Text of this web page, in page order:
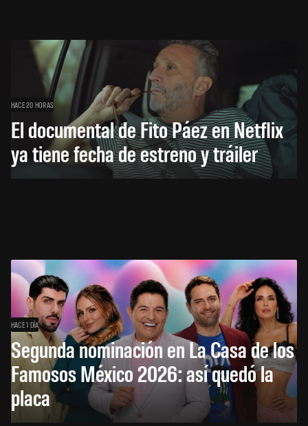
HACE 20 HORAS
El documental de Fito Páez en Netflix
ya tiene fecha de estreno y tráiler
HACE 1 DÍA
Segunda nominación en La Casa de los
Famosos México 2026: así quedó la
placa